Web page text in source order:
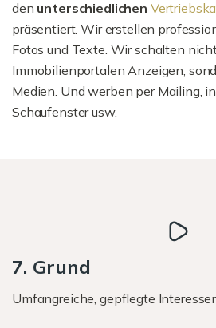
den unterschiedlichen
präsentiert. Wir erstellen
Fotos und Texte. Wir schalten
Immobilienportalen Anzeigen,
Medien. Und werben per Mailing,
Schaufenster usw.
7. Grund
Umfangreiche, gepflegte